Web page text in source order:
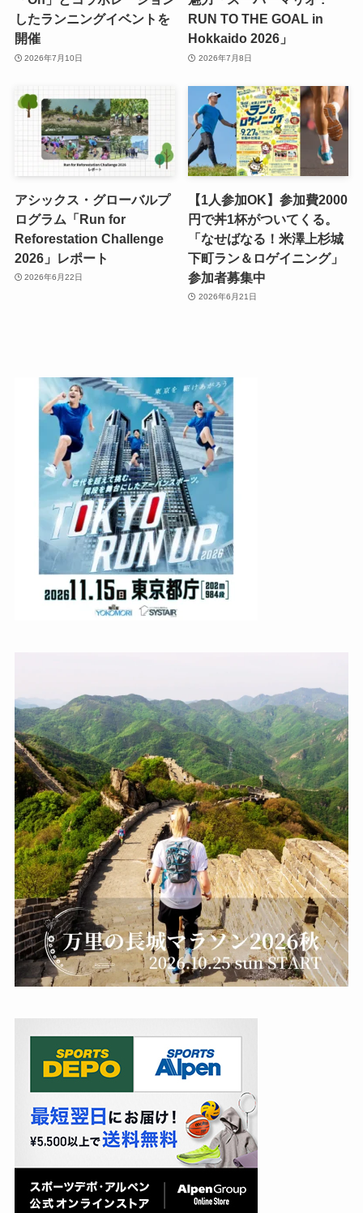
したランニングイベントを
開催
2026年7月10日
RUN TO THE GOAL in
Hokkaido 2026」
2026年7月8日
アシックス・グローバルプ
ログラム「Run for
Reforestation Challenge
2026」レポート
2026年6月22日
【1人参加OK】参加費2000
円で丼1杯がついてくる。
「なせばなる！米澤上杉城
下町ラン＆ロゲイニング」
参加者募集中
2026年6月21日